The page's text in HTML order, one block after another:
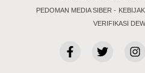
PEDOMAN MEDIA SIBER
VERIFIKASI